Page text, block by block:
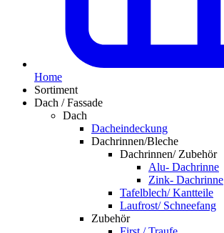
Home
Sortiment
Dach / Fassade
Dach
Dacheindeckung
Dachrinnen/Bleche
Dachrinnen/ Zubehör
Alu- Dachrinne
Zink- Dachrinne
Tafelblech/ Kantteile
Laufrost/ Schneefang
Zubehör